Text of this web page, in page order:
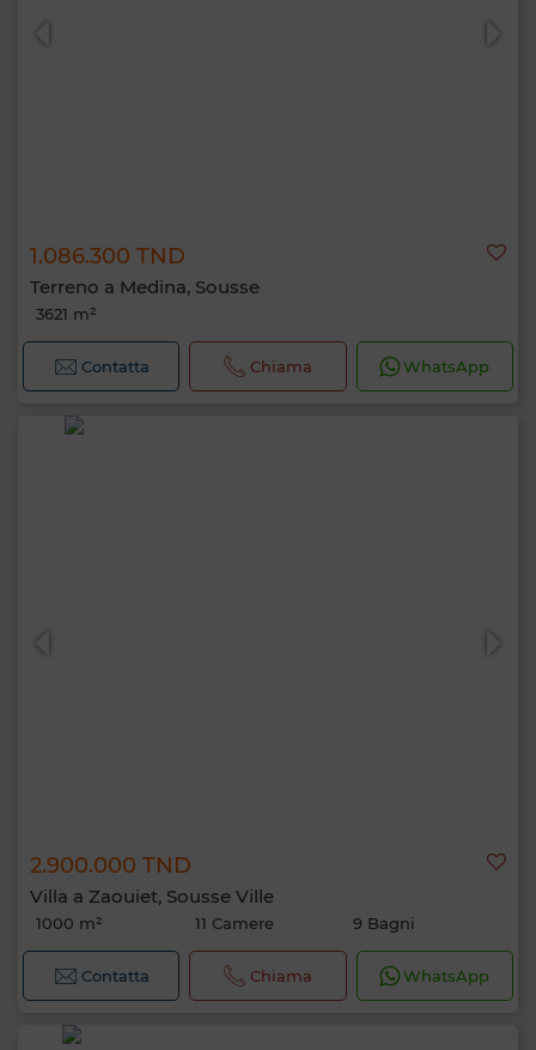
1.086.300 TND
Terreno a Medina, Sousse
3621 m²
Contatta Chiama WhatsApp
2.900.000 TND
Villa a Zaouiet, Sousse Ville
1000 m² 11 Camere 9 Bagni
Contatta Chiama WhatsApp